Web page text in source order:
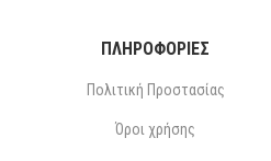
ΠΛΗΡΟΦΟΡΙΕΣ
Πολιτική Προστασίας
Όροι χρήσης